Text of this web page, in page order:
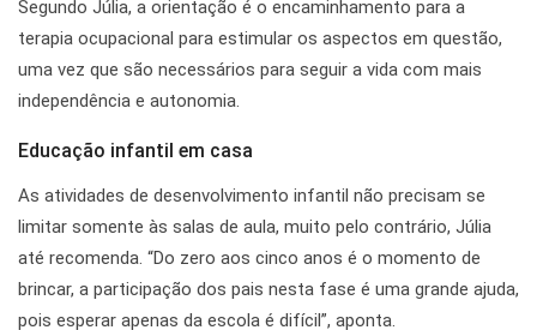
Segundo Júlia, a orientação é o encaminhamento para a
terapia ocupacional para estimular os aspectos em questão,
uma vez que são necessários para seguir a vida com mais
independência e autonomia.
Educação infantil em casa
As atividades de desenvolvimento infantil não precisam se
limitar somente às salas de aula, muito pelo contrário, Júlia
até recomenda. “Do zero aos cinco anos é o momento de
brincar, a participação dos pais nesta fase é uma grande ajuda,
pois esperar apenas da escola é difícil”, aponta.